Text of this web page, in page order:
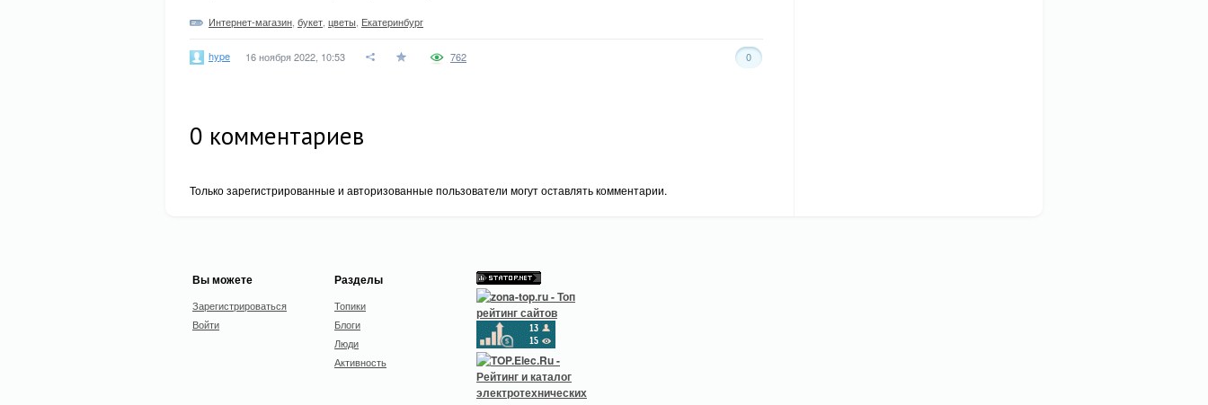
Интернет-магазин букет цветы Екатеринбург
hype 16 ноября 2022, 10:53 0
762
0 комментариев
Только зарегистрированные и авторизованные пользователи могут оставлять комментарии.
Вы можете
Зарегистрироваться
Войти
Разделы
Топики
Блоги
Люди
Активность